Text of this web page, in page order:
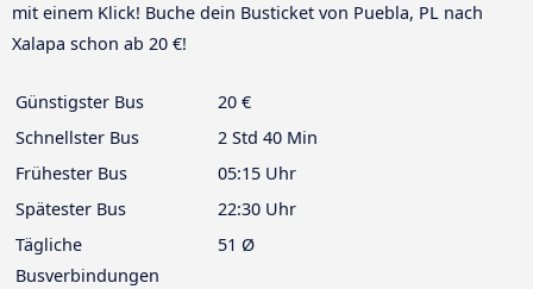
mit einem Klick! Buche dein Busticket von Puebla, PL nach
Xalapa schon ab 20 €!
Günstigster Bus
20 €
Schnellster Bus
2 Std 40 Min
Frühester Bus
05:15 Uhr
Spätester Bus
22:30 Uhr
Tägliche
Busverbindungen
51 Ø